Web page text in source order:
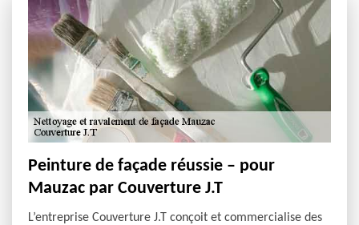
Peinture de façade réussie – pour
Mauzac par Couverture J.T
L’entreprise Couverture J.T conçoit et commercialise des